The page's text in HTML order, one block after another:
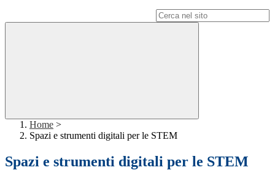
Home >
Spazi e strumenti digitali per le STEM
Spazi e strumenti digitali per le STEM